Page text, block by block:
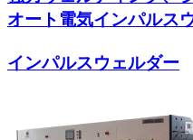
オート電気インパルス
インパルスウェルダー